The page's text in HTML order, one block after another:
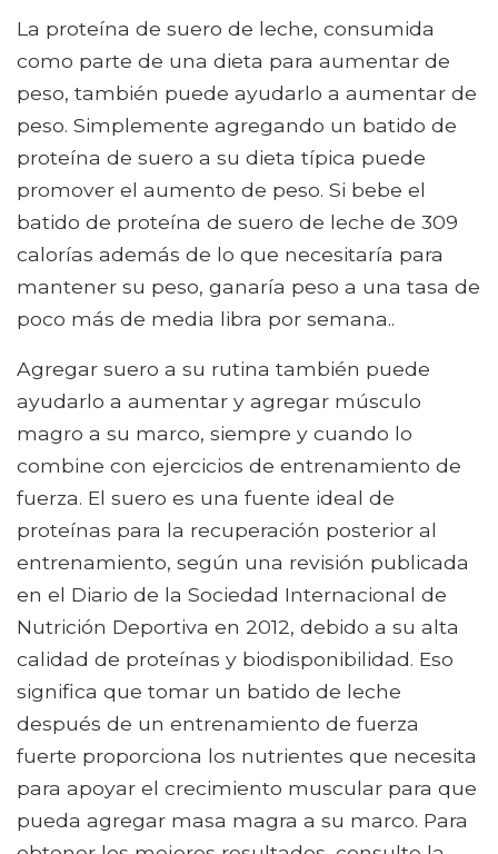
La proteína de suero de leche, consumida
como parte de una dieta para aumentar de
peso, también puede ayudarlo a aumentar de
peso. Simplemente agregando un batido de
proteína de suero a su dieta típica puede
promover el aumento de peso. Si bebe el
batido de proteína de suero de leche de 309
calorías además de lo que necesitaría para
mantener su peso, ganaría peso a una tasa de
poco más de media libra por semana..
Agregar suero a su rutina también puede
ayudarlo a aumentar y agregar músculo
magro a su marco, siempre y cuando lo
combine con ejercicios de entrenamiento de
fuerza. El suero es una fuente ideal de
proteínas para la recuperación posterior al
entrenamiento, según una revisión publicada
en el Diario de la Sociedad Internacional de
Nutrición Deportiva en 2012, debido a su alta
calidad de proteínas y biodisponibilidad. Eso
significa que tomar un batido de leche
después de un entrenamiento de fuerza
fuerte proporciona los nutrientes que necesita
para apoyar el crecimiento muscular para que
pueda agregar masa magra a su marco. Para